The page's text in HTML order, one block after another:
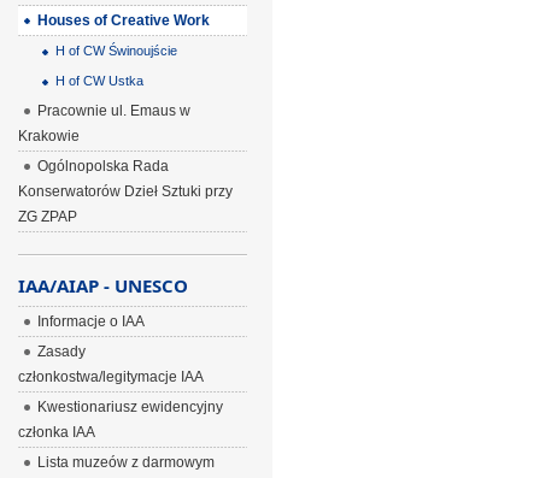
Houses of Creative Work
H of CW Świnoujście
H of CW Ustka
Pracownie ul. Emaus w
Krakowie
Ogólnopolska Rada
Konserwatorów Dzieł Sztuki przy
ZG ZPAP
IAA/AIAP - UNESCO
Informacje o IAA
Zasady
członkostwa/legitymacje IAA
Kwestionariusz ewidencyjny
członka IAA
Lista muzeów z darmowym